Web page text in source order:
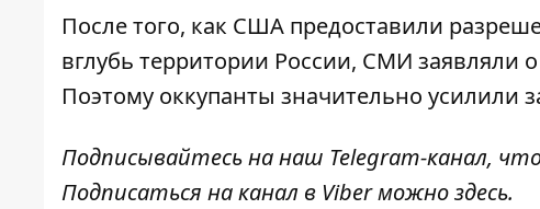
После того, как США предоставили
вглубь территории России, СМИ заявляли
Поэтому оккупанты значительно усилили
Подписывайтесь на наш Telegram-канал,
Подписаться на канал в Viber можноздесь.